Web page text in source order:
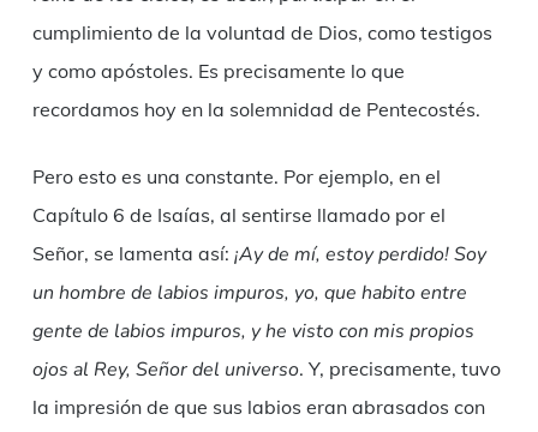
cumplimiento de la voluntad de Dios, como testigos
y como apóstoles. Es precisamente lo que
recordamos hoy en la solemnidad de Pentecostés.
Pero esto es una constante. Por ejemplo, en el
Capítulo 6 de Isaías, al sentirse llamado por el
Señor, se lamenta así: ¡Ay de mí, estoy perdido!Soy
un hombre de labios impuros, yo, que habito entre
gente de labios impuros, y he visto con mis propios
ojos al Rey, Señor del universo. Y, precisamente, tuvo
la impresión de que sus labios eran abrasados con